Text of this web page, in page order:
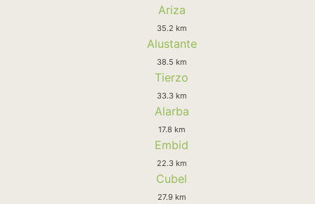
Ariza
35.2 km
Alustante
38.5 km
Tierzo
33.3 km
Alarba
17.8 km
Embid
22.3 km
Cubel
27.9 km